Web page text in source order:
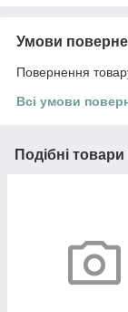
Умови
Повернення
Всі умови
Подібні товари